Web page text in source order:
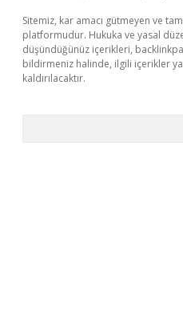
Sitemiz, kar amacı gütmeyen ve
platformudur. Hukuka ve yasal
düşündüğünüz içerikleri,
bildirmeniz halinde, ilgili içerikler
kaldırılacaktır.